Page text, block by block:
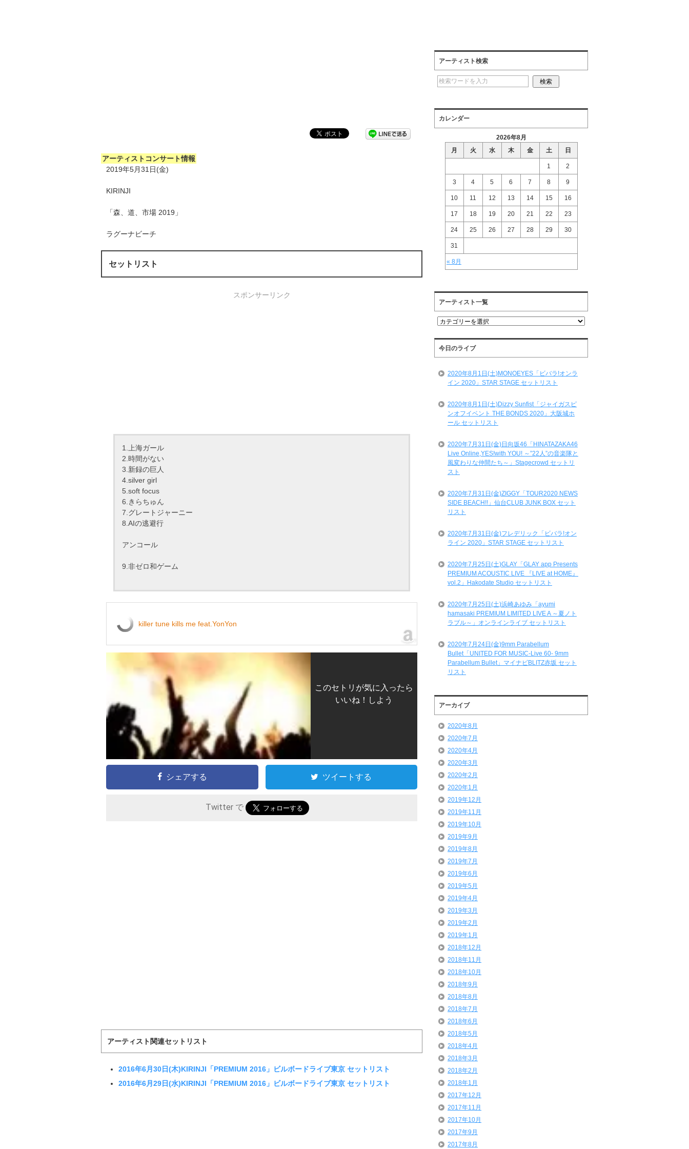
アーティストコンサート情報
2019年5月31日(金)
KIRINJI
「森、道、市場 2019」
ラグーナビーチ
セットリスト
スポンサーリンク
1.上海ガール
2.時間がない
3.新録の巨人
4.silver girl
5.soft focus
6.きらちゅん
7.グレートジャーニー
8.AIの逃避行
アンコール
9.非ゼロ和ゲーム
killer tune kills me feat.YonYon
このセトリが気に入ったら
いいね！しよう
シェアする ツイートする
Twitter で
アーティスト関連セットリスト
2016年6月30日(木)KIRINJI「PREMIUM 2016」ビルボードライブ東京 セットリスト
2016年6月29日(水)KIRINJI「PREMIUM 2016」ビルボードライブ東京 セットリスト
アーティスト検索
カレンダー
2026年8月
月
火 水 木 金 土 日
« 8月
1 2
3 4 5 6 7 8 9
10 11 12 13 14 15 16
17 18 19 20 21 22 23
24 25 26 27 28 29 30
31
アーティスト一覧
ア
テ
ィ
ス
一
今日のライブ
2020年8月1日(土)MONOEYES「ビバラ!オンラ
イン 2020」STAR STAGE セットリスト
2020年8月1日(土)Dizzy Sunfist「ジャイガスピ
ンオフイベント THE BONDS 2020」大阪城ホ
ール セットリスト
2020年7月31日(金)日向坂46「HINATAZAKA46
Live Online,YES!with YOU! ～”22人”の音楽隊と
風変わりな仲間たち～」Stagecrowd セットリ
スト
2020年7月31日(金)ZIGGY「TOUR2020 NEWS
SIDE BEACH!!」仙台CLUB JUNK BOX セット
リスト
2020年7月31日(金)フレデリック「ビバラ!オン
ライン 2020」STAR STAGE セットリスト
2020年7月25日(土)GLAY「GLAY app Presents
PREMIUM ACOUSTIC LIVE 『LIVE at HOME』
vol.2」Hakodate Studio セットリスト
2020年7月25日(土)浜崎あゆみ「ayumi
hamasaki PREMIUM LIMITED LIVE A ～夏ノト
ラブル～」オンラインライブ セットリスト
2020年7月24日(金)9mm Parabellum
Bullet「UNITED FOR MUSIC-Live 60- 9mm
Parabellum Bullet」マイナビBLITZ赤坂 セット
リスト
アーカイブ
2020年8月
2020年7月
2020年4月
2020年3月
2020年2月
2020年1月
2019年12月
2019年11月
2019年10月
2019年9月
2019年8月
2019年7月
2019年6月
2019年5月
2019年4月
2019年3月
2019年2月
2019年1月
2018年12月
2018年11月
2018年10月
2018年9月
2018年8月
2018年7月
2018年6月
2018年5月
2018年4月
2018年3月
2018年2月
2018年1月
2017年12月
2017年11月
2017年10月
2017年9月
2017年8月